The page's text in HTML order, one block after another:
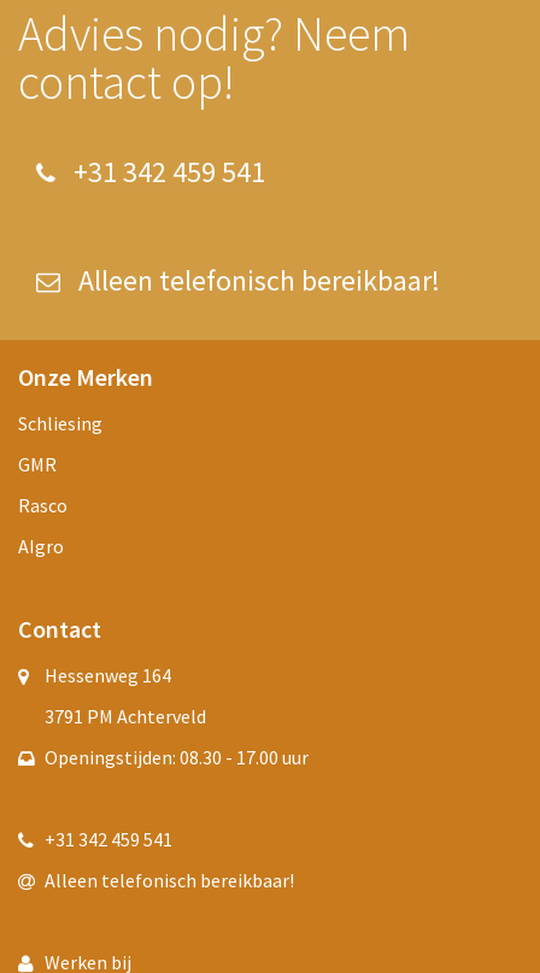
Advies nodig? Neem
contact op!
+31 342 459 541
Alleen telefonisch bereikbaar!
Onze Merken
Schliesing
GMR
Rasco
AIgro
Contact
Hessenweg 164
3791 PM Achterveld
Openingstijden: 08.30 - 17.00 uur
+31 342 459 541
Alleen telefonisch bereikbaar!
Werken bij